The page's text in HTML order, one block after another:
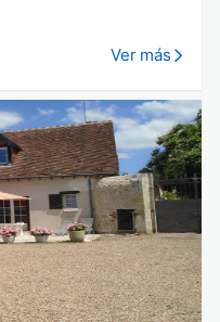
Ver más